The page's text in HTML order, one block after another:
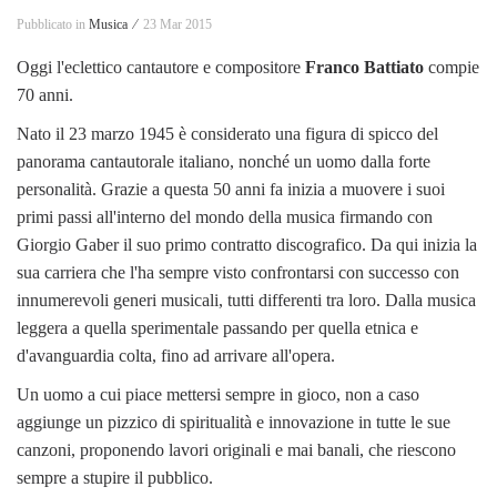
Pubblicato in Musica ⁄ 23 Mar 2015
Oggi l'eclettico cantautore e compositore Franco Battiato compie
70 anni.
Nato il 23 marzo 1945 è considerato una figura di spicco del
panorama cantautorale italiano, nonché un uomo dalla forte
personalità. Grazie a questa 50 anni fa inizia a muovere i suoi
primi passi all'interno del mondo della musica firmando con
Giorgio Gaber il suo primo contratto discografico. Da qui inizia la
sua carriera che l'ha sempre visto confrontarsi con successo con
innumerevoli generi musicali, tutti differenti tra loro. Dalla musica
leggera a quella sperimentale passando per quella etnica e
d'avanguardia colta, fino ad arrivare all'opera.
Un uomo a cui piace mettersi sempre in gioco, non a caso
aggiunge un pizzico di spiritualità e innovazione in tutte le sue
canzoni, proponendo lavori originali e mai banali, che riescono
sempre a stupire il pubblico.